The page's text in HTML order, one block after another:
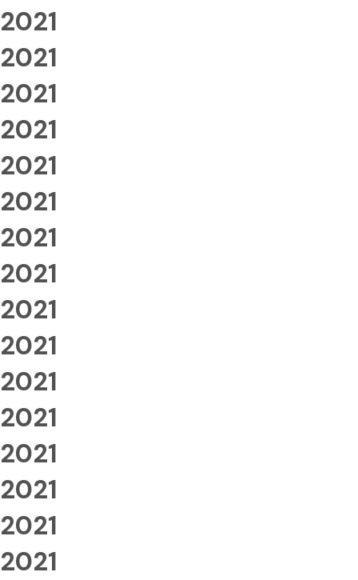
2021
2021
2021
2021
2021
2021
2021
2021
2021
2021
2021
2021
2021
2021
2021
2021